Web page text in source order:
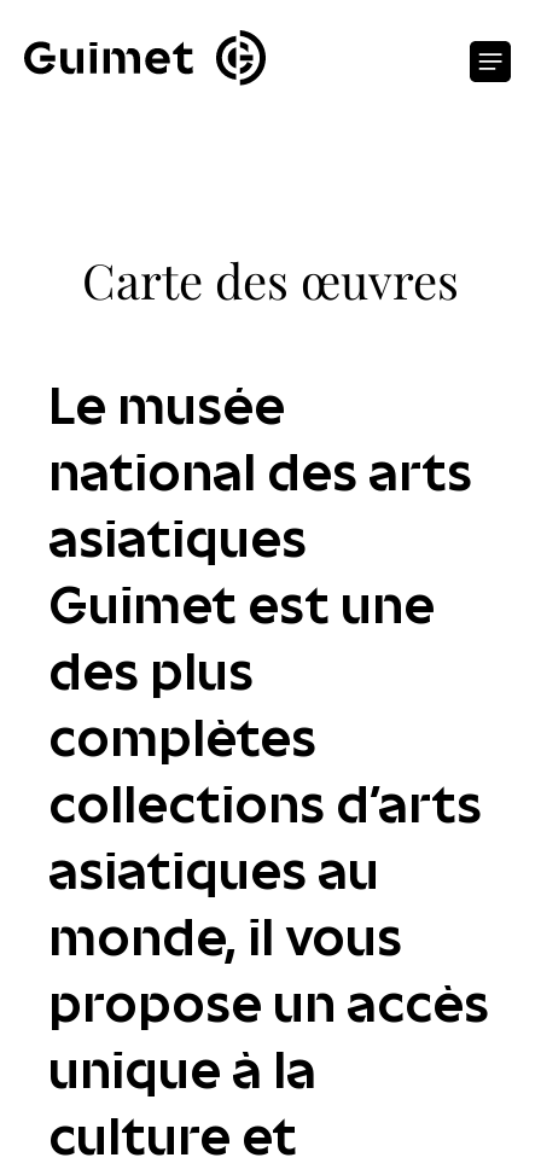
Carte des œuvres
Le musée
national des arts
asiatiques
Guimet est une
des plus
complètes
collections d'arts
asiatiques au
monde, il vous
propose un accès
unique à la
culture et